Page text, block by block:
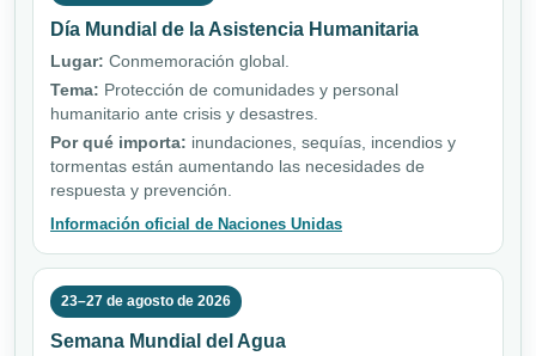
Día Mundial de la Asistencia Humanitaria
Lugar: Conmemoración global.
Tema: Protección de comunidades y personal
humanitario ante crisis y desastres.
Por qué importa: inundaciones, sequías, incendios y
tormentas están aumentando las necesidades de
respuesta y prevención.
Información oficial de Naciones Unidas
23–27 de agosto de 2026
Semana Mundial del Agua